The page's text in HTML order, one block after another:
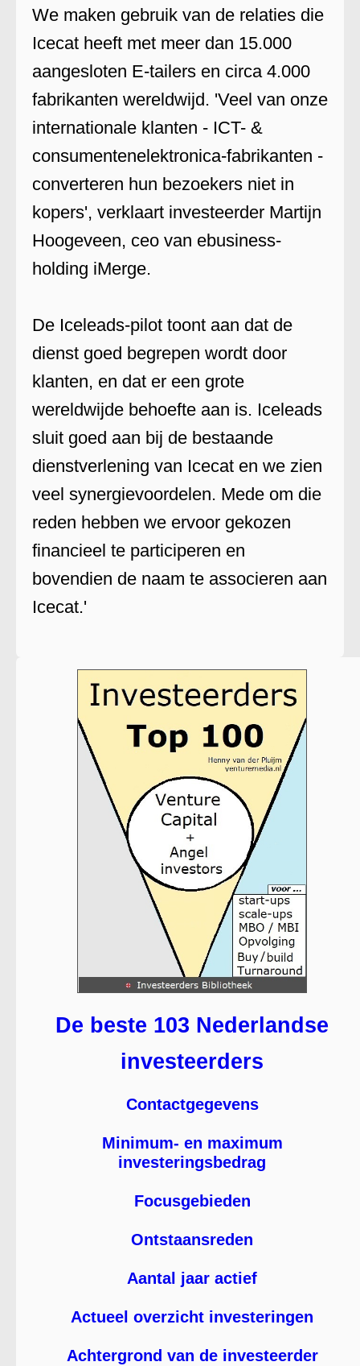
We maken gebruik van de relaties die
Icecat heeft met meer dan 15.000
aangesloten E-tailers en circa 4.000
fabrikanten wereldwijd. 'Veel van onze
internationale klanten - ICT- &
consumentenelektronica-fabrikanten -
converteren hun bezoekers niet in
kopers', verklaart investeerder Martijn
Hoogeveen, ceo van ebusiness-
holding iMerge.
De Iceleads-pilot toont aan dat de
dienst goed begrepen wordt door
klanten, en dat er een grote
wereldwijde behoefte aan is. Iceleads
sluit goed aan bij de bestaande
dienstverlening van Icecat en we zien
veel synergievoordelen. Mede om die
reden hebben we ervoor gekozen
financieel te participeren en
bovendien de naam te associeren aan
Icecat.'
De beste 103 Nederlandse
investeerders
Contactgegevens
Minimum- en maximum
investeringsbedrag
Focusgebieden
Ontstaansreden
Aantal jaar actief
Actueel overzicht investeringen
Achtergrond van de investeerder